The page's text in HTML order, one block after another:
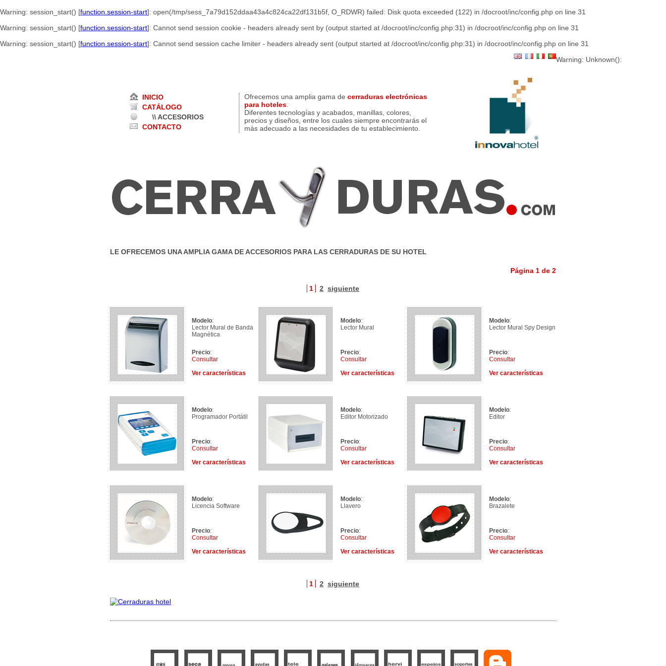
Warning: session_start() [function.session-start]: open(/tmp/sess_7a79d152ddaa43a4c824ca22df131b5f, O_RDWR) failed: Disk quota exceeded (122) in /docroot/inc/config.php on line 31
Warning: session_start() [function.session-start]: Cannot send session cookie - headers already sent by (output started at /docroot/inc/config.php:31) in /docroot/inc/config.php on line 31
Warning: session_start() [function.session-start]: Cannot send session cache limiter - headers already sent (output started at /docroot/inc/config.php:31) in /docroot/inc/config.php on line 31
INICIO
CATÁLOGO
\\ ACCESORIOS
CONTACTO
Ofrecemos una amplia gama de cerraduras electrónicas
para hoteles
Diferentes tecnologías y acabados, manillas, colores,
precios y diseños, entre los cuales siempre encontrarás el
más adecuado a las necesidades de tu establecimiento.
LE OFRECEMOS UNA AMPLIA GAMA DE ACCESORIOS PARA LAS CERRADURAS DE SU HOTEL
Página 1 de 2
1 2 siguiente
Modelo:
Lector Mural de Banda
Magnética
Precio:
Consultar
Ver características
Modelo:
Lector Mural
Precio:
Consultar
Ver características
Modelo:
Lector Mural Spy Design
Precio:
Consultar
Ver características
Modelo:
Programador Portátil
Precio:
Consultar
Ver características
Modelo:
Editor Motorizado
Precio:
Consultar
Ver características
Modelo:
Editor
Precio:
Consultar
Ver características
Modelo:
Licencia Software
Precio:
Consultar
Ver características
Modelo:
Llavero
Precio:
Consultar
Ver características
Modelo:
Brazalete
Precio:
Consultar
Ver características
1 2 siguiente
Warning: Unknown():